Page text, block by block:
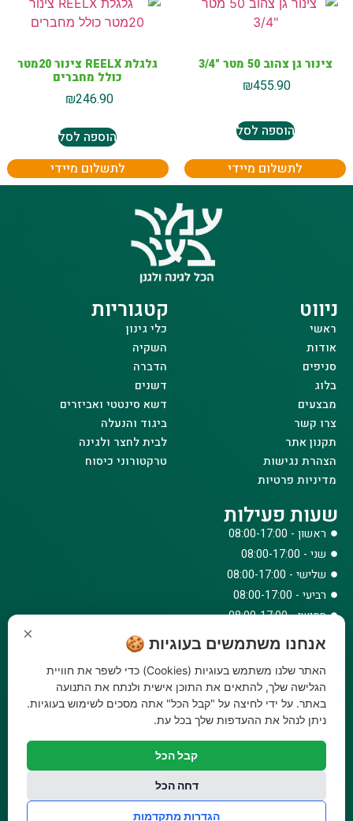
צינור גן צהוב 50 מטר "3/4
₪455.90
הוספה לסל
לתשלום מיידי
גלגלת REELX צינור 20מטר
כולל מחברים
₪246.90
הוספה לסל
לתשלום מיידי
ניווט
ראשי
אודות
סניפים
בלוג
מבצעים
צרו קשר
תקנון אתר
הצהרת נגישות
מדיניות פרטיות
קטגוריות
כלי גינון
השקיה
הדברה
דשנים
דשא סינטטי ואביזרים
ביגוד והנעלה
לבית לחצר ולגינה
טרקטורוני כיסוח
שעות פעילות
ראשון - 08:00-17:00
שני - 08:00-17:00
שלישי - 08:00-17:00
רביעי - 08:00-17:00
חמישי - 08:00-17:00
שישי - 08:00-12:30
צרו קשר
073-779-6243
וואטסאפ
amirbair@amir-agricul.co.il
משלוחים:
עלות משלוח עד הבית 29.90 ₪, משלוח חינם בקניה מעל
× אנחנו משתמשים בעוגיות 🍪
האתר שלנו משתמש בעוגיות (Cookies) כדי לשפר את חוויית
הגלישה שלך, להתאים את התוכן אישית ולנתח את התנועה
באתר. על ידי לחיצה על "קבל הכל" אתה מסכים לשימוש בעוגיות.
ניתן לנהל את ההעדפות שלך בכל עת.
קבל הכל
דחה הכל
הגדרות מתקדמות